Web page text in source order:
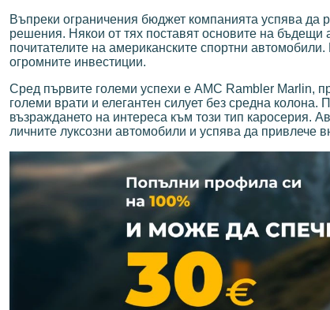
Въпреки ограничения бюджет компанията успява да
решения. Някои от тях поставят основите на
почитателите на американските спортни
огромните инвестиции.
Сред първите големи успехи е AMC Rambler Marlin,
големи врати и елегантен силует без средна
възраждането на интереса към този тип каросерия.
личните луксозни автомобили и успява да привлече